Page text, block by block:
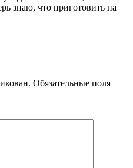
знаю, что приготовить на
Обязательные поля